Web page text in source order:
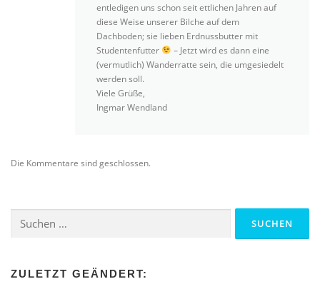
entledigen uns schon seit ettlichen Jahren auf
diese Weise unserer Bilche auf dem
Dachboden; sie lieben Erdnussbutter mit
Studentenfutter
– Jetzt wird es dann eine
(vermutlich) Wanderratte sein, die umgesiedelt
werden soll.
Viele Grüße,
Ingmar Wendland
Die Kommentare sind geschlossen.
nach:
ZULETZT GEÄNDERT: